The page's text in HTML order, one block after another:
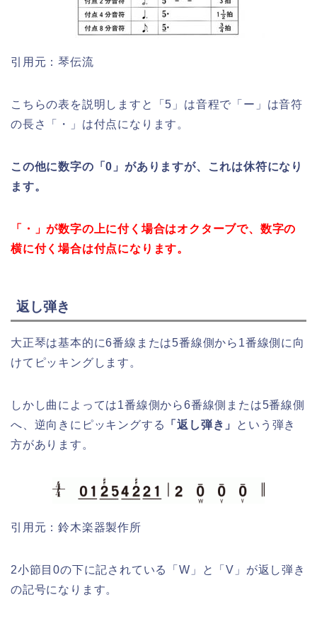
引用元：琴伝流
こちらの表を説明しますと「5」は音程で「ー」は音符
の長さ「・」は付点になります。
この他に数字の「0」がありますが、これは休符になり
ます。
「・」が数字の上に付く場合はオクターブで、数字の
横に付く場合は付点になります。
返し弾き
大正琴は基本的に6番線または5番線側から1番線側に向
けてピッキングします。
しかし曲によっては1番線側から6番線側または5番線側
へ、逆向きにピッキングする
「返し弾き」
という弾き
方があります。
引用元：鈴木楽器製作所
2小節目0の下に記されている「W」と「V」が返し弾き
の記号になります。